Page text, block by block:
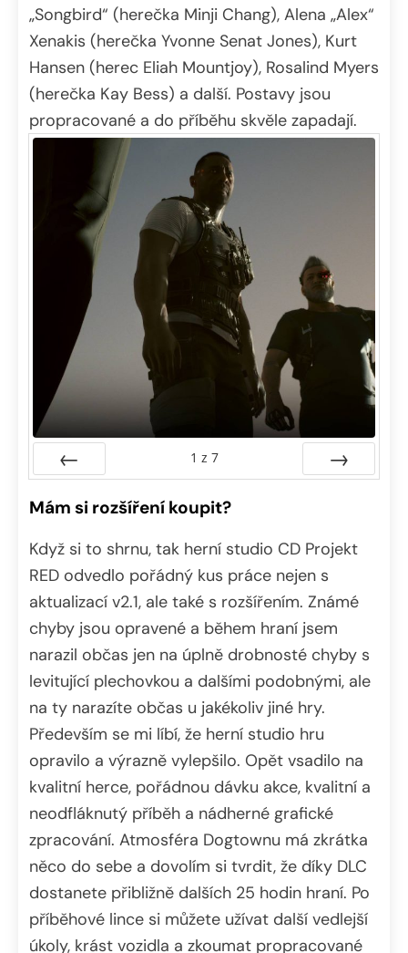
„Songbird“ (herečka Minji Chang), Alena „Alex“
Xenakis (herečka Yvonne Senat Jones), Kurt
Hansen (herec Eliah Mountjoy), Rosalind Myers
(herečka Kay Bess) a další. Postavy jsou
propracované a do příběhu skvěle zapadají.
1 z 7
Mám si rozšíření koupit?
Když si to shrnu, tak herní studio CD Projekt
RED odvedlo pořádný kus práce nejen s
aktualizací v2.1, ale také s rozšířením. Známé
chyby jsou opravené a během hraní jsem
narazil občas jen na úplně drobnosté chyby s
levitující plechovkou a dalšími podobnými, ale
na ty narazíte občas u jakékoliv jiné hry.
Především se mi líbí, že herní studio hru
opravilo a výrazně vylepšilo. Opět vsadilo na
kvalitní herce, pořádnou dávku akce, kvalitní a
neodfláknutý příběh a nádherné grafické
zpracování. Atmosféra Dogtownu má zkrátka
něco do sebe a dovolím si tvrdit, že díky DLC
dostanete přibližně dalších 25 hodin hraní. Po
příběhové lince si můžete užívat další vedlejší
úkoly, krást vozidla a zkoumat propracované